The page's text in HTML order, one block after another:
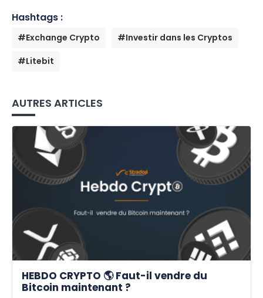
Hashtags :
#Exchange Crypto
#Investir dans les Cryptos
#Litebit
AUTRES ARTICLES
HEBDO CRYPTO 🌎 Faut-il vendre du
Bitcoin maintenant ?